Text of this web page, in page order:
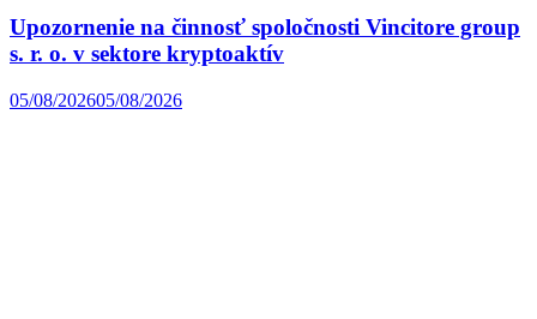
Upozornenie na činnosť spoločnosti Vincitore group
s. r. o. v sektore kryptoaktív
05/08/202605/08/2026